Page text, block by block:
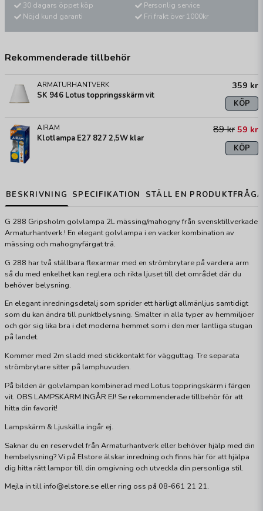
30 dagars öppet köp
Nöjd kund garanti
Personlig service
Fri frakt över 1000kr
Rekommenderade tillbehör
ARMATURHANTVERK
SK 946 Lotus toppringsskärm vit
359 kr
KÖP
AIRAM
Klotlampa E27 827 2,5W klar
89 kr 59 kr
KÖP
BESKRIVNING SPECIFIKATION STÄLL EN
G 288 Gripsholm golvlampa 2L mässing/mahogny från svensktillverkade
Armaturhantverk.! En elegant golvlampa i en vacker kombination av
mässing och mahognyfärgat trä.
G 288 har två ställbara flexarmar med en strömbrytare på vardera arm
så du med enkelhet kan reglera och rikta ljuset till det området där du
behöver belysning.
En elegant inredningsdetalj som sprider ett härligt allmänljus samtidigt
som du kan ändra till punktbelysning. Smälter in alla typer av hemmiljöer
och gör sig lika bra i det moderna hemmet som i den mer lantliga stugan
på landet.
Kommer med 2m sladd med stickkontakt för vägguttag. Tre separata
strömbrytare sitter på lamphuvuden.
På bilden är golvlampan kombinerad med Lotus toppringskärm i färgen
vit. OBS LAMPSKÄRM INGÅR EJ! Se rekommenderade tillbehör för att
hitta din favorit!
Lampskärm & Ljuskälla ingår ej.
Saknar du en reservdel från Armaturhantverk eller behöver hjälp med din
hembelysning? Vi på Elstore älskar inredning och finns här för att hjälpa
dig hitta rätt lampor till din omgivning och utveckla din personliga stil.
Mejla in till info@elstore.se eller ring oss på 08-661 21 21.